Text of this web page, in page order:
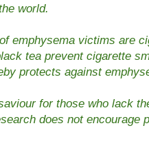
world.
emphysema victims are
tea prevent cigarette
protects against
for those who lack
does not encourage